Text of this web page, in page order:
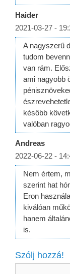
Haider
2021-03-27 -
A nagyszerű
tudom
van rám.
ami nagyobb
később
valóban
Andreas
2022-06-22 -
Nem értem,
szerint hat
Eron
kiválóan
hanem
is.
Szólj hozzá!